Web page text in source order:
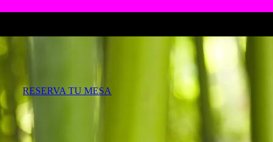
RESERVA TU MESA